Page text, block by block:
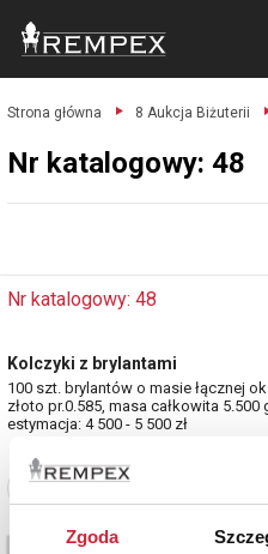
Zgoda
Strona główna 8 Aukcja Biżuterii
Nr katalogowy: 48
Nr katalogowy: 48
Kolczyki z brylantami
100 szt. brylantów o masie łącznej
złoto pr.0.585, masa całkowita 5.500
estymacja: 4 500 - 5 500 zł